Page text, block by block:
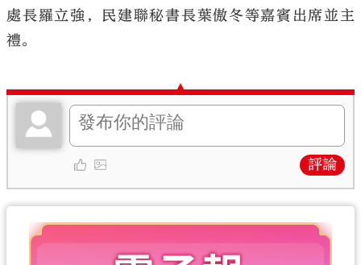
處長羅立強，民建聯秘書長葉傲冬等嘉賓出席並主
禮。
評論